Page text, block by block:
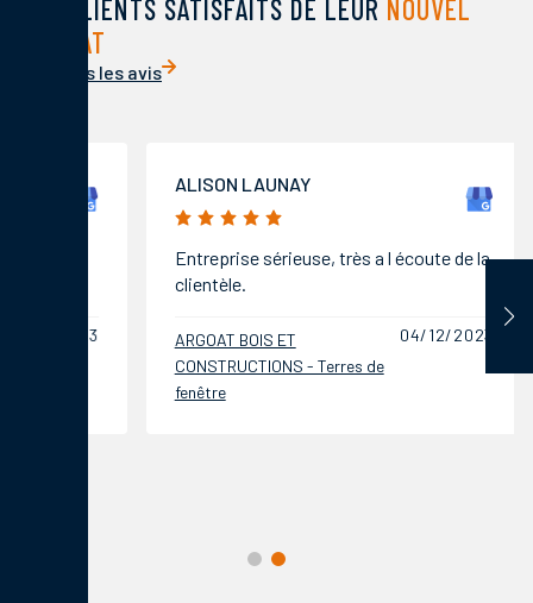
DES CLIENTS SATISFAITS DE LEUR NOUVEL
HABITAT
Voir tous les avis
ALISON LAUNAY
Entreprise sérieuse, très a l écoute de la
ARGOAT BOIS ET
CONSTRUCTIONS - Terres de
Très
ARGOAT